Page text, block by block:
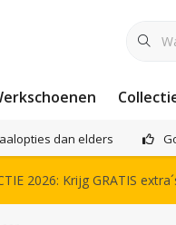
dan elders
2026: Krijg GRATIS